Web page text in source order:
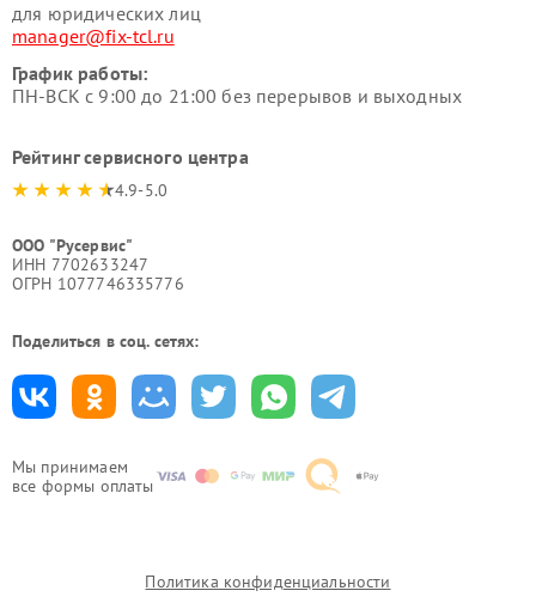
Мы принимаем
все формы оплаты
для юридических лиц
manager@fix-tcl.ru
График работы:
ПН-ВСК с 9:00 до 21:00 без перерывов и выходных
Рейтинг сервисного центра
4.9-5.0
ООО "Русервис"
ИНН 7702633247
ОГРН 1077746335776
Поделиться в соц. сетях:
Политика конфиденциальности